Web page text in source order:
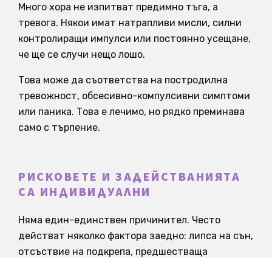
Много хора не изпитват предимно тъга, а
тревога. Някои имат натрапливи мисли, силни
контролиращи импулси или постоянно усещане,
че ще се случи нещо лошо.
Това може да съответства на постродилна
тревожност, обсесивно-компулсивни симптоми
или паника. Това е лечимо, но рядко преминава
само с търпение.
РИСКОВЕТЕ И ЗАДЕЙСТВАНИЯТА
СА ИНДИВИДУАЛНИ
Няма един-единствен причинител. Често
действат няколко фактора заедно: липса на сън,
отсъствие на подкрепа, предшестваща